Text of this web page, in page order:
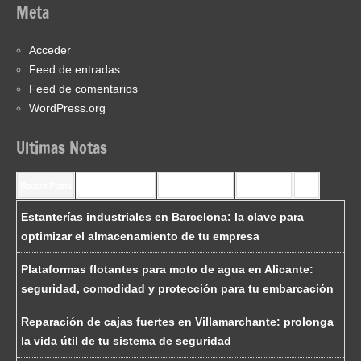
Meta
Acceder
Feed de entradas
Feed de comentarios
WordPress.org
Ultimas Notas
Estanterías industriales en Barcelona: la clave para
optimizar el almacenamiento de tu empresa
Plataformas flotantes para moto de agua en Alicante:
seguridad, comodidad y protección para tu embarcación
Reparación de cajas fuertes en Villamarchante: prolonga
la vida útil de tu sistema de seguridad